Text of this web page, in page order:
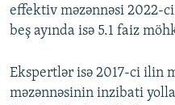
effektiv məzənnəsi 2022-
beş ayında isə 5.1 faiz
Ekspertlər isə 2017-ci ilin
məzənnəsinin inzibati